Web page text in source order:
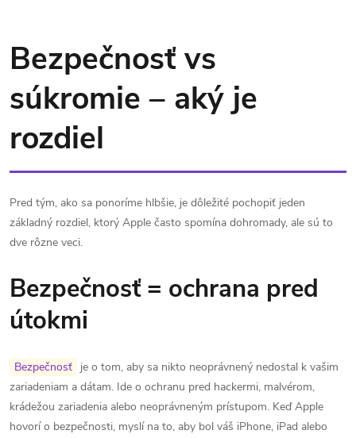
Bezpečnosť vs
súkromie – aký je
rozdiel
Pred tým, ako sa ponoríme hlbšie, je dôležité pochopiť jeden
základný rozdiel, ktorý Apple často spomína dohromady, ale sú to
dve rôzne veci.
Bezpečnosť = ochrana pred
útokmi
Bezpečnosť je o tom, aby sa nikto neoprávnený nedostal k vašim
zariadeniam a dátam. Ide o ochranu pred hackermi, malvérom,
krádežou zariadenia alebo neoprávneným prístupom. Keď Apple
hovorí o bezpečnosti, myslí na to, aby bol váš iPhone, iPad alebo